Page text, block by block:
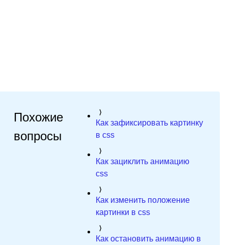
Похожие
вопросы
Как зафиксировать картинку
в css
Как зациклить анимацию
css
Как изменить положение
картинки в css
Как остановить анимацию в